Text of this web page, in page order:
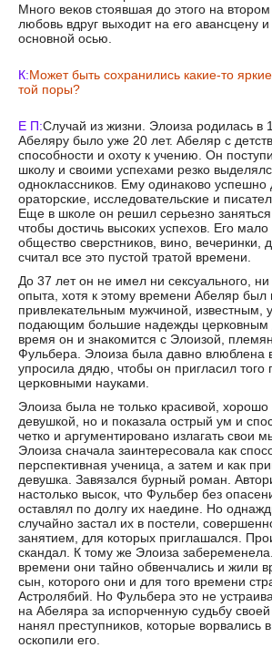
Много веков стоявшая до этого на втором
любовь вдруг выходит на его авансцену
основной осью.
К:Может быть сохранились какие-то
той поры?
Е П:Случай из жизни. Элоиза родилась в
Абеляру было уже 20 лет. Абеляр с
способности и охоту к учению. Он
школу и своими успехами резко
одноклассников. Ему одинаково успешно
ораторские, исследовательские и
Еще в школе он решил серьезно заняться
чтобы достичь высоких успехов. Его
общество сверстников, вино, вечеринки,
считал все это пустой тратой времени.
До 37 лет он не имел ни сексуального,
опыта, хотя к этому времени Абеляр был
привлекательным мужчиной, известным,
подающим большие надежды церковным
время он и знакомится с Элоизой,
Фульбера. Элоиза была давно влюблена
упросила дядю, чтобы он пригласил того
церковными науками.
Элоиза была не только красивой,
девушкой, но и показала острый ум и
четко и аргументировано излагать свои
Элоиза сначала заинтересовала как
перспективная ученица, а затем и как
девушка. Завязался бурный роман.
настолько высок, что Фульбер без
оставлял по долгу их наедине. Но
случайно застал их в постели,
занятием, для которых приглашался.
скандал. К тому же Элоиза
времени они тайно обвенчались и жили
сын, которого они и для того времени
Астролябий. Но Фульбера это не
на Абеляра за испорченную судьбу
нанял преступников, которые ворвались
оскопили его.